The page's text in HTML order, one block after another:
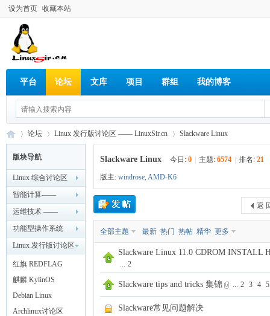
设为首页 收藏本站
平台 论坛 文库 项目 群组 我的博客
Lin»
论坛
›
Linux 发行版讨论区 —— LinuxSir.cn Slackware Linux
版块导航
Linux 综合讨论区
—— LinuxSir.cn
智能计算——
LinuxSir.cn
运维技术 ——
LinuxSir.cn
功能型操作系统
—— LinuxSir.cn
Linux 发行版讨论区
—— LinuxSir.cn
红旗 REDFLAG
Linux
麒麟 KylinOS
Debian Linux
Archlinux讨论区
Slackware Linux 今日: 0 主题: 6574 排名: 21
版主: windrose, AMD-K6
返
全部主题 最新 热门 热帖 精华 更多
Slackware Linux 11.0 CDROM INSTALL
... 2
Slackware tips and tricks 集锦 ... 2 3 4 5
Slackware常见问题解决